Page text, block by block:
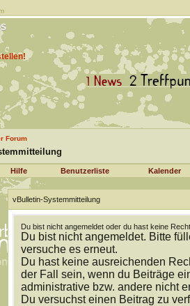
Forum
Hilfe Benutzerliste Kalender
vBulletin-Systemmitteilung
Du bist nicht angemeldet oder du hast keine
Du bist nicht angemeldet. Bitte
versuche es erneut.
Du hast keine ausreichenden
der Fall sein, wenn du Beiträge
administrative bzw. andere nicht
Du versuchst einen Beitrag zu